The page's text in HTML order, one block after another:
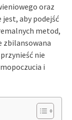
oraz
aby podejść
metod,
zbilansowana
nie
i